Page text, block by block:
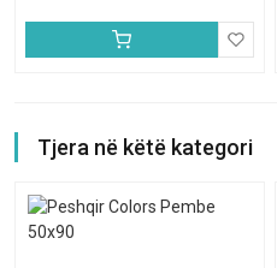
Tjera në këtë kategori